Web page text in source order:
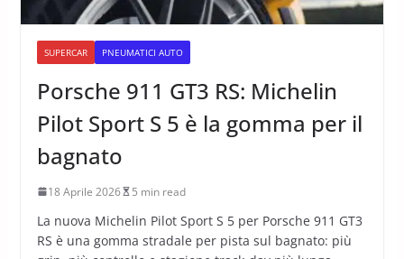
SUPERCAR PNEUMATICI AUTO
Porsche 911 GT3 RS: Michelin
Pilot Sport S 5 è la gomma per il
bagnato
18 Aprile 2026 5 min read
La nuova Michelin Pilot Sport S 5 per Porsche 911 GT3
RS è una gomma stradale per pista sul bagnato: più